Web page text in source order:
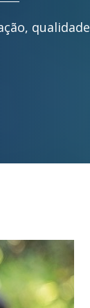
, qualidade